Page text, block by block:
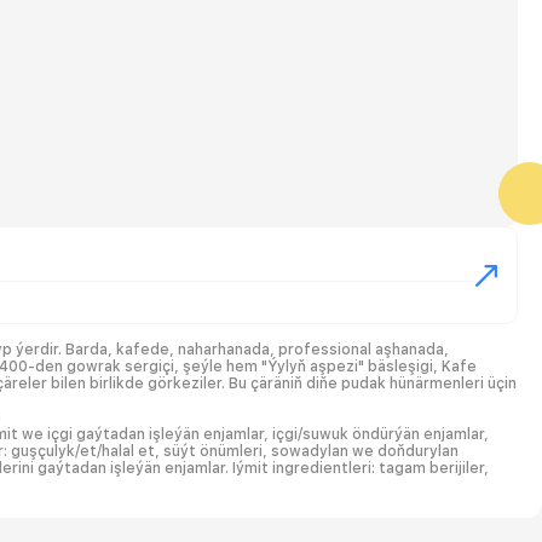
ýerdir. Barda, kafede, naharhanada, professional aşhanada,
den gowrak sergiçi, şeýle hem "Ýylyň aşpezi" bäsleşigi, Kafe
bilen birlikde görkeziler. Bu çäräniň diňe pudak hünärmenleri üçin
we içgi gaýtadan işleýän enjamlar, içgi/suwuk öndürýän enjamlar,
et/halal et, süýt önümleri, sowadylan we doňdurylan
gaýtadan işleýän enjamlar. Iýmit ingredientleri: tagam berijiler,